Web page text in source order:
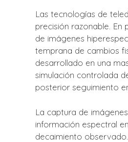
Las tecnologías de
precisión razonable.
de imágenes
temprana de cambios
desarrollado en una
simulación controlada
posterior seguimiento
La captura de
información espectral
decaimiento